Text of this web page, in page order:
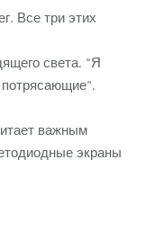
Латинская
Развитие
Все три этих
света. "Я
потрясающие".
важным
экраны